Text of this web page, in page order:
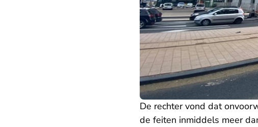
De rechter vond dat
de feiten inmiddels meer